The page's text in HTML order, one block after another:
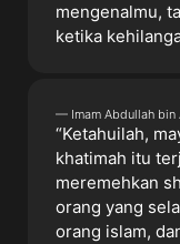
mengenalmu,
ketika
— Imam Abdullah bin
“Ketahuilah,
khatimah itu
meremehkan
orang yang
orang islam,